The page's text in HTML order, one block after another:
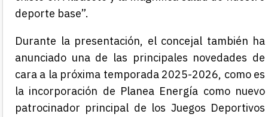
deporte base”.
Durante la presentación, el concejal también ha
anunciado una de las principales novedades de
cara a la próxima temporada 2025-2026, como es
la incorporación de Planea Energía como nuevo
patrocinador principal de los Juegos Deportivos